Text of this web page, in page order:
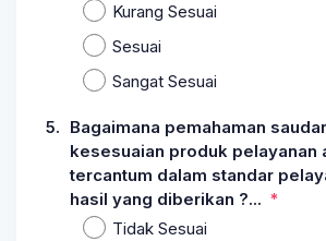
Kurang Sesuai
Sesuai
Sangat Sesuai
5. Bagaimana pemahaman
kesesuaian produk pelayanan
tercantum dalam standar
hasil yang diberikan ?...
Tidak Sesuai